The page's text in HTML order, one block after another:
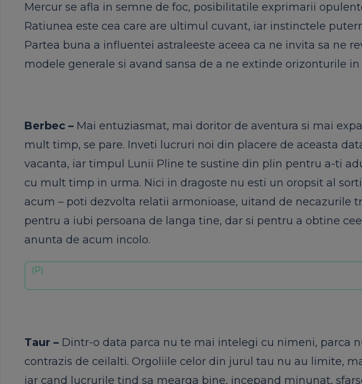
Mercur se afla in semne de foc, posibilitatile exprimarii
Ratiunea este cea care are ultimul cuvant, iar instinctele
Partea buna a influentei astraleeste aceea ca ne invita sa ne
modele generale si avand sansa de a ne extinde orizonturile
Berbec – Mai entuziasmat, mai doritor de aventura si mai
mult timp, se pare. Inveti lucruri noi din placere de aceasta
vacanta, iar timpul Lunii Pline te sustine din plin pentru a-ti
cu mult timp in urma. Nici in dragoste nu esti un oropsit al
acum – poti dezvolta relatii armonioase, uitand de necazurile
pentru a iubi persoana de langa tine, dar si pentru a obtine
anunta de acum incolo.
Taur – Dintr-o data parca nu te mai intelegi cu nimeni, parca
contrazis de ceilalti. Orgoliile celor din jurul tau nu au limite,
iar cand lucrurile tind sa mearga bine, incepand minunat,